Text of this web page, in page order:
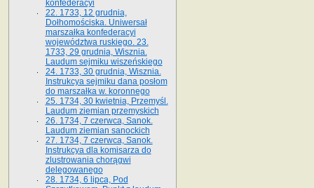
konfederacyi
22. 1733, 12 grudnia,
Dołhomościska. Uniwersał
marszałka konfederacyi
województwa ruskiego. 23.
1733, 29 grudnia, Wisznia.
Laudum sejmiku wiszeńskiego
24. 1733, 30 grudnia, Wisznia.
Instrukcya sejmiku dana posłom
do marszałka w. koronnego
25. 1734, 30 kwietnia, Przemyśl.
Laudum ziemian przemyskich
26. 1734, 7 czerwca, Sanok.
Laudum ziemian sanockich
27. 1734, 7 czerwca, Sanok.
Instrukcya dla komisarza do
zlustrowania chorągwi
delegowanego
28. 1734, 6 lipca, Pod